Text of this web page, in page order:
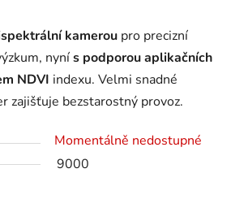
kamerou pro precizní
nynís podporou aplikačních
NDVI indexu. Velmi snadné
zajišťuje bezstarostný provoz.
Momentálně nedostupné
9000